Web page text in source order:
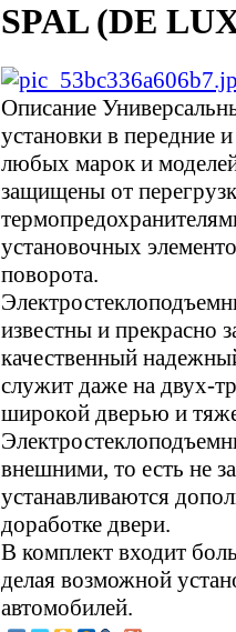
SPAL (DE
Описание
установки в передние
любых марок и
защищены от
установочных
поворота.
известны и прекрасно
качественный
служит даже на двух-
широкой дверью и
внешними, то есть не
устанавливаются
доработке двери.
В комплект входит
делая возможной
автомобилей.